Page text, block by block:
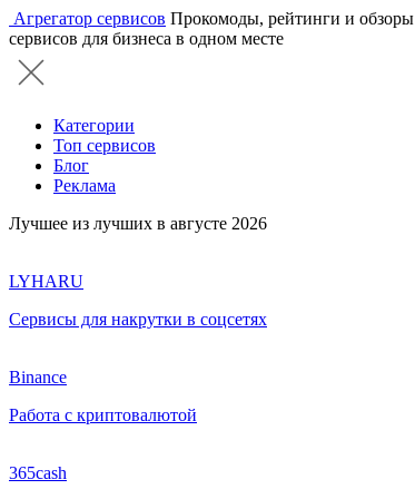
Агрегатор сервисов Прокомоды, рейтинги и обзоры
сервисов для бизнеса в одном месте
Категории
Топ сервисов
Блог
Реклама
Лучшее из лучших в августе 2026
LYHARU
Сервисы для накрутки в соцсетях
Binance
Работа с криптовалютой
365cash